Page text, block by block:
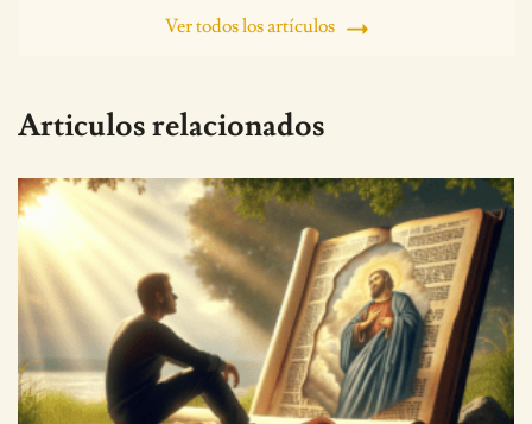
Ver todos los artículos
Articulos relacionados